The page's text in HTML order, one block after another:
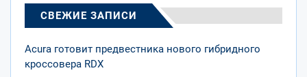
СВЕЖИЕ ЗАПИСИ
Acura готовит предвестника нового гибридного
кроссовера RDX